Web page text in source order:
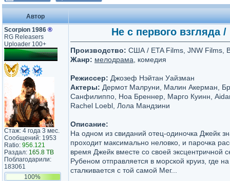
Автор
Scorpion 1986 ®
RG Releasers
Uploader 100+
Стаж: 4 года 3 мес.
Сообщений: 1953
Ratio: 956.121
Раздал: 165.8 TB
Поблагодарили:
183061
100%
Не с первого взгляда
Производство: США / ETA Films, JNW Films,
Жанр: мелодрама , комедия
Режиссер: Джозеф Нэйтан Уайзман
Актеры: Дермот Малруни, Малин Акерман,
Санфилиппо, Ноа Бреннер, Марго Куинн,
Rachel Loebl, Лола Мандзини
Описание:
На одном из свиданий отец-одиночка Джейк
проходит максимально неловко, и парочка
время Джейк вместе со своей эксцентричной
Рубеном отправляется в морской круиз, где
сталкивается с той самой Мег...